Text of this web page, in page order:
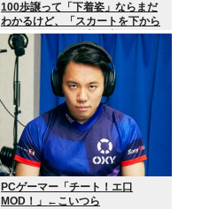
100歩譲って「下着姿」ならまだ
わかるけど、「スカートを下から
盗撮して写った下着写真」見て何
が楽しいんだ？
PCゲーマー「チート！エ口
MOD！」←こいつら